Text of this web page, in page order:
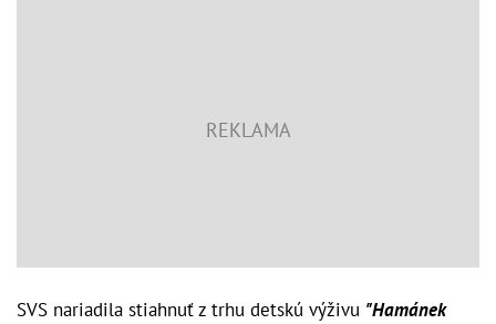
SVS nariadila stiahnuť z trhu detskú výživu "Hamánek